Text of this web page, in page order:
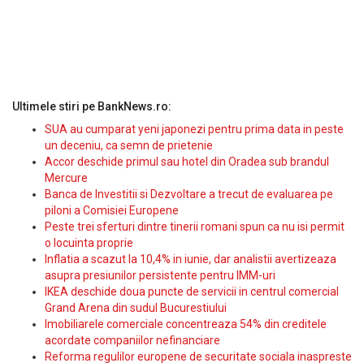
Ultimele stiri pe BankNews.ro:
SUA au cumparat yeni japonezi pentru prima data in peste
un deceniu, ca semn de prietenie
Accor deschide primul sau hotel din Oradea sub brandul
Mercure
Banca de Investitii si Dezvoltare a trecut de evaluarea pe
piloni a Comisiei Europene
Peste trei sferturi dintre tinerii romani spun ca nu isi permit
o locuinta proprie
Inflatia a scazut la 10,4% in iunie, dar analistii avertizeaza
asupra presiunilor persistente pentru IMM-uri
IKEA deschide doua puncte de servicii in centrul comercial
Grand Arena din sudul Bucurestiului
Imobiliarele comerciale concentreaza 54% din creditele
acordate companiilor nefinanciare
Reforma regulilor europene de securitate sociala inaspreste